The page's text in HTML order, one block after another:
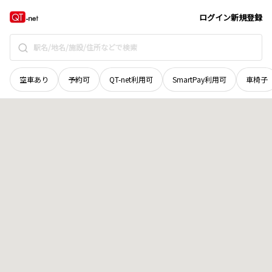
ログイン新規登録
空車あり 予約可 QT-net利用可 SmartPay利用可 車椅子
北海道